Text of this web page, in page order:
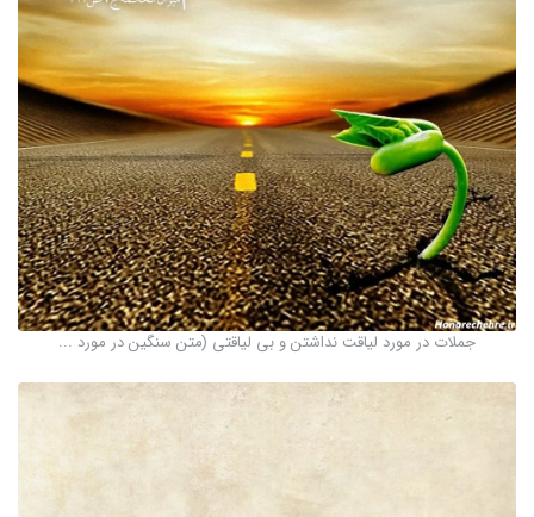
جملات در مورد لیاقت نداشتن و بی لیاقتی (متن سنگین در مورد ...